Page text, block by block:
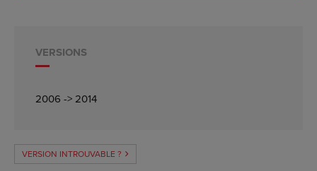
VERSIONS
2006 -> 2014
VERSION INTROUVABLE ?